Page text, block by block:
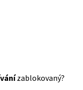
zablokovaný?